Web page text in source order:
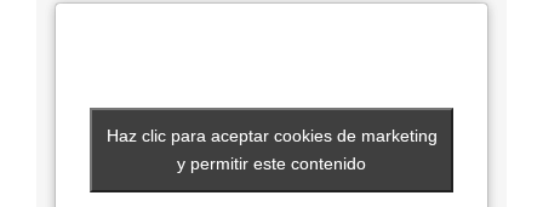
Haz clic para aceptar cookies de marketing
y permitir este contenido
Haz clic para aceptar cookies de marketing
y permitir este contenido